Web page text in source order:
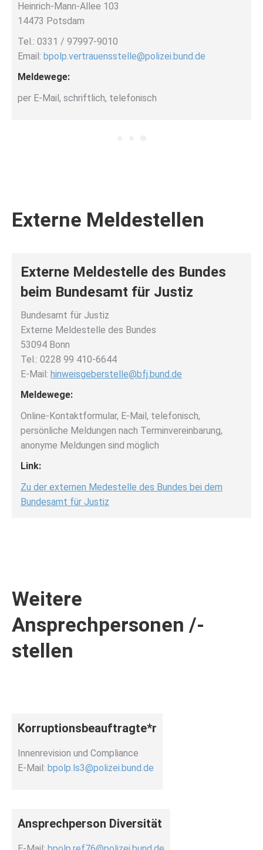
Heinrich-Mann-Allee 103
14473 Potsdam
Tel.: 0331 / 97997-9010
Email: bpolp.vertrauensstelle@polizei.bund.de
Meldewege:
per E-Mail, schriftlich, telefonisch
Externe Meldestellen
Externe Meldestelle des Bundes
beim Bundesamt für Justiz
Bundesamt für Justiz
Externe Meldestelle des Bundes
53094 Bonn
Tel.: 0228 99 410-6644
E-Mail: hinweisgeberstelle@bfj.bund.de
Meldewege:
Online-Kontaktformular, E-Mail, telefonisch,
persönliche Meldungen nach Terminvereinbarung,
anonyme Meldungen sind möglich
Link:
Zu der externen Medestelle des Bundes bei dem
Bundesamt für Justiz
Weitere
Ansprechpersonen /-
stellen
Korruptionsbeauftragte*r
Innenrevision und Compliance
E-Mail: bpolp.ls3@polizei.bund.de
Ansprechperson Diversität